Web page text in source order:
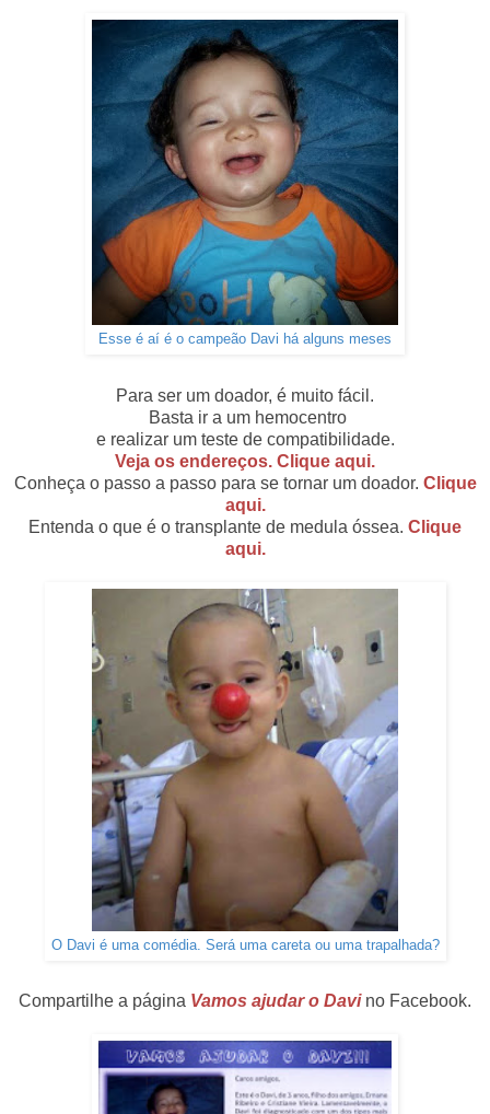
Esse é aí é o campeão Davi há alguns meses
Para ser um doador, é muito fácil.
Basta ir a um hemocentro
e realizar um teste de compatibilidade.
Veja os endereços. Clique aqui.
Conheça o passo a passo para se tornar um doador. Clique
aqui.
Entenda o que é o transplante de medula óssea. Clique
aqui.
O Davi é uma comédia. Será uma careta ou uma trapalhada?
Compartilhe a página Vamos ajudar o Davi no Facebook.